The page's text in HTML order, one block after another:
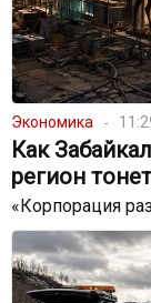
Экономика
Как
регион
«Корпорация